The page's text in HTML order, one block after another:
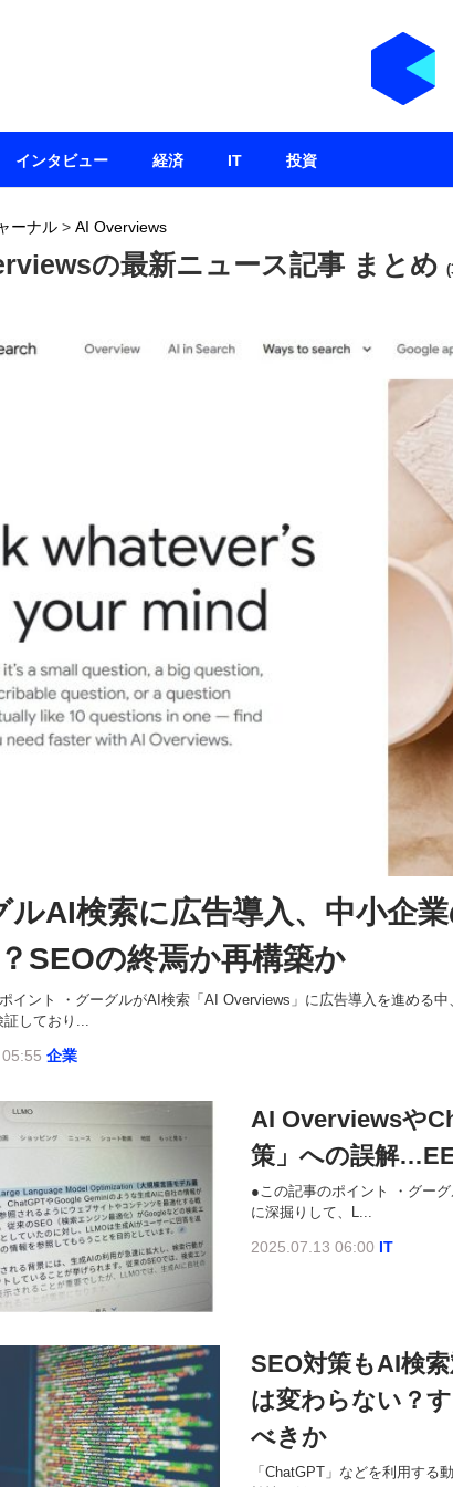
ーナル > AI Overviews
の最新ニュース記事 まとめ
ルAI検索に広告導入、中小企
SEOの終焉か再構築か
イント ・グーグルがAI検索「AI Overviews」に広告導入を進める
証しており...
企業
AI Overviewsや
策」への誤解
●この記事のポイント ・グー
に深掘りして、L...
2025.07.13 06:00 IT
SEO対策もAI検
は変わらない？
べきか
「ChatGPT」などを利用する
インタビュー 経済 IT 投資